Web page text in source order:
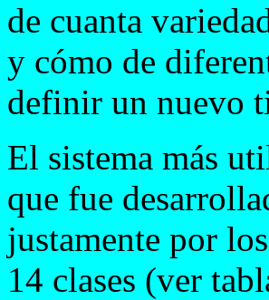
de cuanta
y cómo de
definir un nuevo
El sistema más
que fue
justamente por
14 clases (ver